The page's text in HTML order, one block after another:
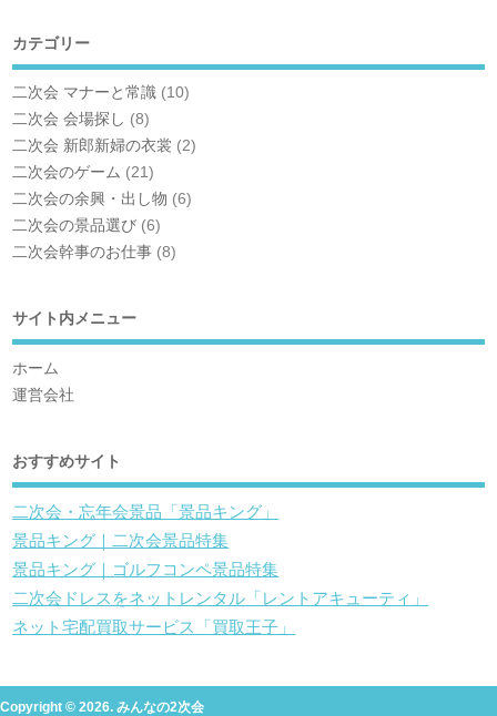
カテゴリー
二次会 マナーと常識 (10)
二次会 会場探し (8)
二次会 新郎新婦の衣裳 (2)
二次会のゲーム (21)
二次会の余興・出し物 (6)
二次会の景品選び (6)
二次会幹事のお仕事 (8)
サイト内メニュー
ホーム
運営会社
おすすめサイト
二次会・忘年会景品「景品キング」
景品キング｜二次会景品特集
景品キング｜ゴルフコンペ景品特集
二次会ドレスをネットレンタル「レントアキューティ」
ネット宅配買取サービス「買取王子」
Copyright © 2026. みんなの2次会